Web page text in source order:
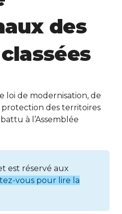
des
loi de modernisation, de
des territoires
à l’Assemblée
est réservé aux
vous pour lire la